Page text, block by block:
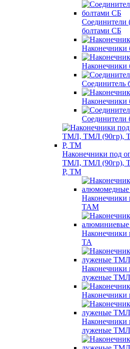
Соединители
болтами СБ
Наконечники
Соединитель
Соединители
Наконечники под
ТМЛ, ТМЛ (90гр),
Р, ТМ
Наконечники
ТАМ
Наконечники
ТА
Наконечники
луженые ТМЛ
Наконечники
луженые